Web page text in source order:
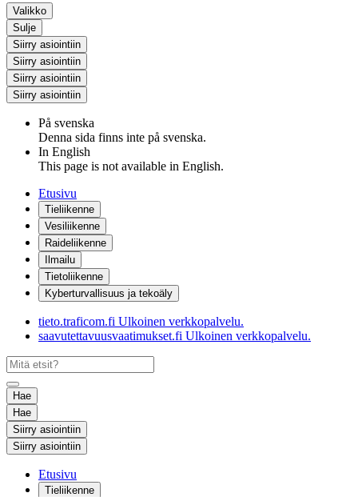
Valikko
Sulje
Siirry asiointiin
Siirry asiointiin
Siirry asiointiin
Siirry asiointiin
På svenska
Denna sida finns inte på svenska.
In English
This page is not available in English.
Etusivu
Tieliikenne
Vesiliikenne
Raideliikenne
Ilmailu
Tietoliikenne
Kyberturvallisuus ja tekoäly
tieto.traficom.fi Ulkoinen verkkopalvelu.
saavutettavuusvaatimukset.fi Ulkoinen verkkopalvelu.
Hae
Hae
Siirry asiointiin
Siirry asiointiin
Etusivu
Tieliikenne